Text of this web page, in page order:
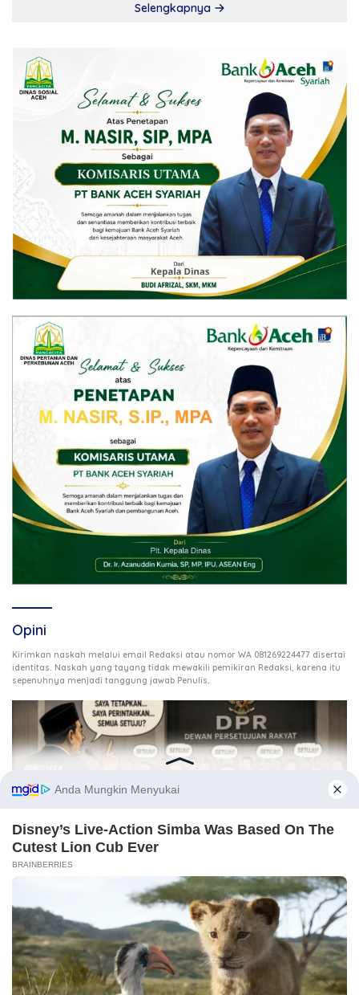
Selengkapnya
Opini
Kirimkan naskah melalui email Redaksi atau nomor WA 081269224477 disertai
identitas. Naskah yang tayang tidak mewakili pemikiran Redaksi, karena itu
sepenuhnya menjadi tanggung jawab Penulis
3 Agustus 2026
Ketika DPR Kehilangan Daya Kontrol, Siapa Mengawasi
Kekuasaan?
21 Juli 2026
Tiga Agenda Penentu Masa Depan Aceh